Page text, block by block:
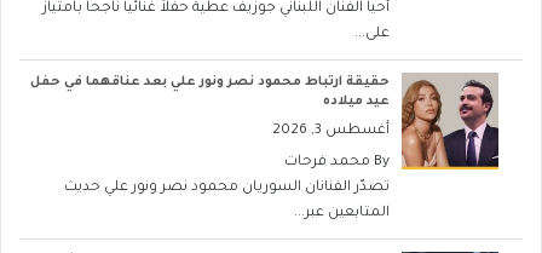
أحيا الفنان اللبناني جوزيف عطية حفلاً غنائياً ناجحاً بامتياز
على...
حقيقة ارتباط محمود نصر ونور علي بعد عناقهما في حفل
عيد ميلاده
أغسطس 3, 2026
By محمد فرحات
تصدّر الفنانان السوريان محمود نصر ونور علي حديث
المتابعين عبر...